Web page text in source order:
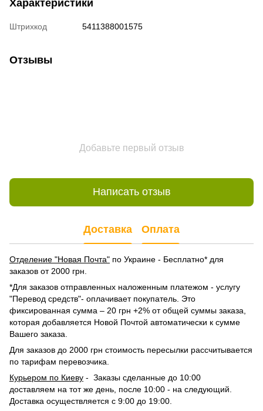
Характеристики
Штрихкод 5411388001575
Отзывы
Добавьте первый отзыв
Написать отзыв
Доставка Оплата
Отделение "Новая Почта" по Украине - Бесплатно* для
заказов от 2000 грн.
*Для заказов отправленных наложенным платежом - услугу
"Перевод средств"- оплачивает покупатель. Это
фиксированная сумма – 20 грн +2% от общей суммы заказа,
которая добавляется Новой Почтой автоматически к сумме
Вашего заказа.
Для заказов до 2000 грн стоимость пересылки рассчитывается
по тарифам перевозчика.
Курьером по Киеву - Заказы сделанные до 10:00
доставляем на тот же день, после 10:00 - на следующий.
Доставка осуществляется с 9:00 до 19:00.